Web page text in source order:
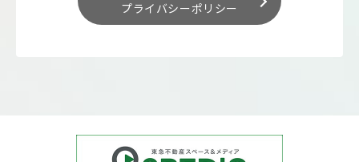
プライバシーポリシー